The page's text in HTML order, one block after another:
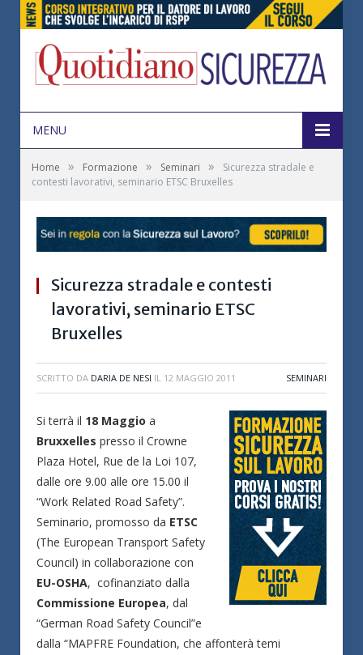
MENU
Home » Formazione » Seminari »
Sicurezza stradale e
contesti lavorativi, seminario ETSC Bruxelles
Sicurezza stradale e contesti
lavorativi, seminario ETSC
Bruxelles
SCRITTO DA DARIA DE NESI IL 12 MAGGIO 2011 SEMINARI
Si terrà il 18 Maggio a
Bruxxelles presso il Crowne
Plaza Hotel, Rue de la Loi 107,
dalle ore 9.00 alle ore 15.00 il
“Work Related Road Safety”.
Seminario, promosso da ETSC
(The European Transport Safety
Council) in collaborazione con
EU-OSHA, cofinanziato dalla
Commissione Europea, dal
“German Road Safety Council”e
dalla “MAPFRE Foundation, che affonterà temi